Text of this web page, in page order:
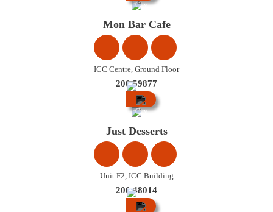
City
Mon Bar Cafe
ICC Centre, Ground Floor
200 59877
City
Just Desserts
Unit F2, ICC Building
200 48014